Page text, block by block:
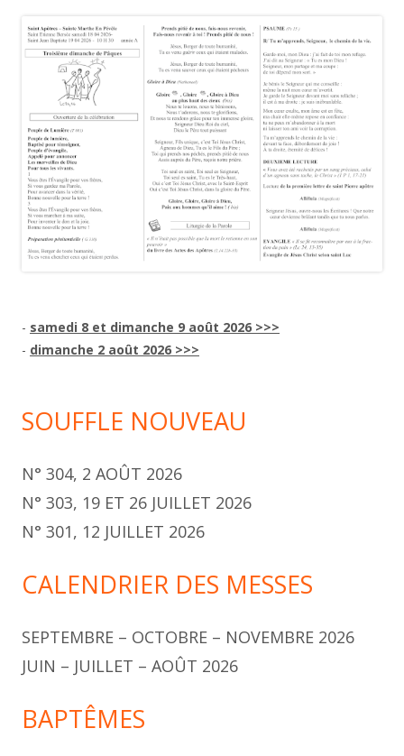
- samedi 8 et dimanche 9 août 2026 >>>
- dimanche 2 août 2026 >>>
SOUFFLE NOUVEAU
N° 304, 2 AOÛT 2026
N° 303, 19 ET 26 JUILLET 2026
N° 301, 12 JUILLET 2026
CALENDRIER DES MESSES
SEPTEMBRE – OCTOBRE – NOVEMBRE 2026
JUIN – JUILLET – AOÛT 2026
BAPTÊMES